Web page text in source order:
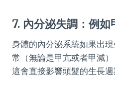
7. 內分泌失調：例如
身體的內分泌系統如果出
常（無論是甲亢或者甲減）
這會直接影響頭髮的生長週